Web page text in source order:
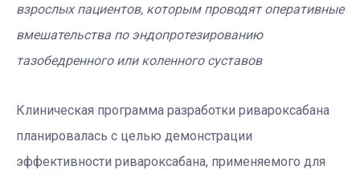
взрослых пациентов, которым проводят оперативные
вмешательства по эндопротезированию
тазобедренного или коленного суставов
Клиническая программа разработки ривароксабана
планировалась с целью демонстрации
эффективности ривароксабана, применяемого для